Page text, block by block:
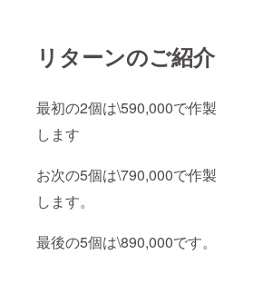
リターンのご紹介
最初の2個は\590,000で作製
します
お次の5個は\790,000で作製
します。
最後の5個は\890,000です。